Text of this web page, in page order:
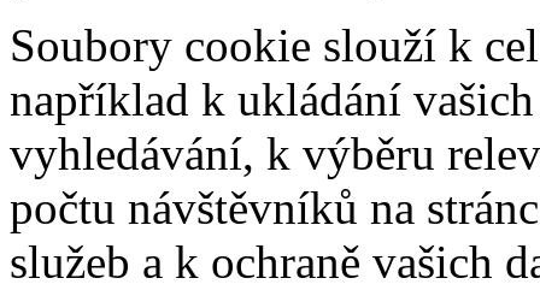
Soubory cookie slouží k
například k ukládání
vyhledávání, k výběru
počtu návštěvníků na
služeb a k ochraně vašich